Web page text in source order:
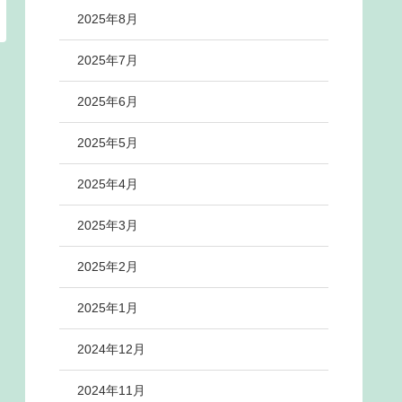
2025年8月
2025年7月
2025年6月
2025年5月
2025年4月
2025年3月
2025年2月
2025年1月
2024年12月
2024年11月